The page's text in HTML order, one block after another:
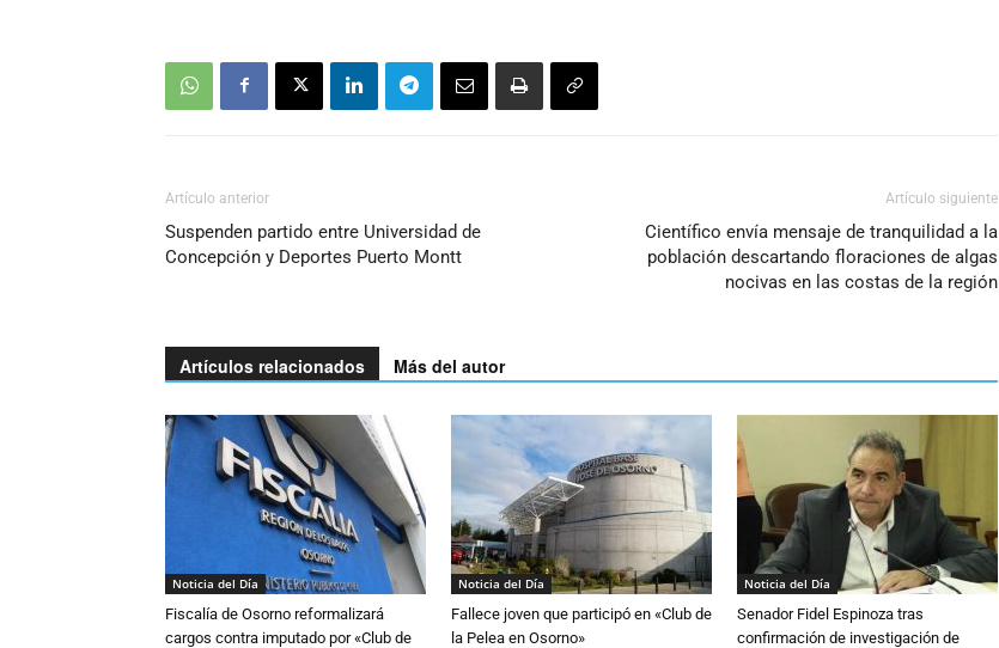
Artículo anterior
Suspenden partido entre Universidad de
Concepción y Deportes Puerto Montt
Artículo siguiente
Científico envía mensaje de tranquilidad a la
población descartando floraciones de algas
nocivas en las costas de la región
Artículos relacionados Más del autor
Noticia del Día
Fiscalía de Osorno reformalizará
cargos contra imputado por «Club de
Noticia del Día
Fallece joven que participó en «Club de
la Pelea en Osorno»
Noticia del Día
Senador Fidel Espinoza tras
confirmación de investigación de